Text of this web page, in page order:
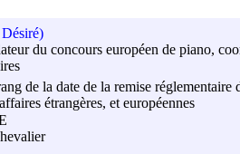
du concours européen de piano,
de la date de la remise réglementaire
étrangères, et européennes